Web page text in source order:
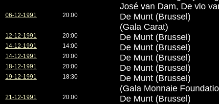
José van Dam, De vlo
06-12-1991 20:00
De Munt (Brussel)
(Gala Carat)
12-12-1991 20:00 De Munt (Brussel)
14-12-1991 14:00 De Munt (Brussel)
14-12-1991 20:00 De Munt (Brussel)
18-12-1991 20:00 De Munt (Brussel)
19-12-1991 18:30
De Munt (Brussel)
(Gala Monnaie
21-12-1991 20:00 De Munt (Brussel)